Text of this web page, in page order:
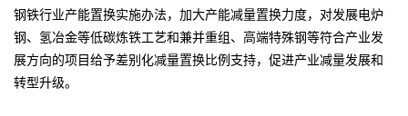
钢铁行业产能置换实施办法，加大产能减量置换力度，对发展电炉
钢、氢冶金等低碳炼铁工艺和兼并重组、高端特殊钢等符合产业发
展方向的项目给予差别化减量置换比例支持，促进产业减量发展和
转型升级。